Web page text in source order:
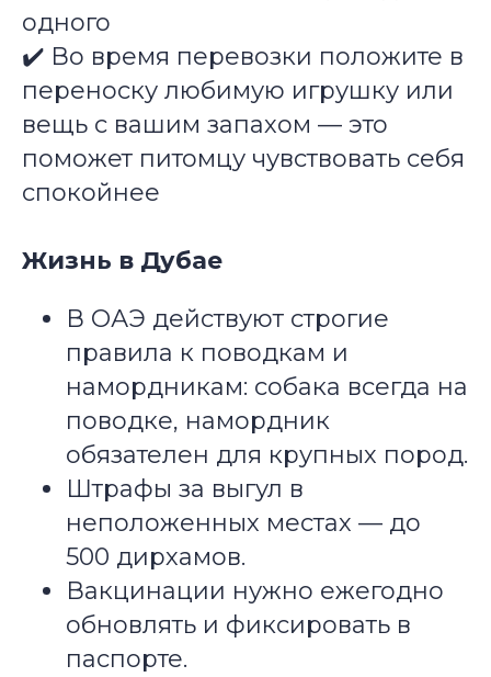
одного
✔️ Во время перевозки положите в
переноску любимую игрушку или
вещь с вашим запахом — это
поможет питомцу чувствовать себя
спокойнее
Жизнь в Дубае
В ОАЭ действуют строгие
правила к поводкам и
намордникам: собака всегда на
поводке, намордник
обязателен для крупных пород.
Штрафы за выгул в
неположенных местах — до
500 дирхамов.
Вакцинации нужно ежегодно
обновлять и фиксировать в
паспорте.